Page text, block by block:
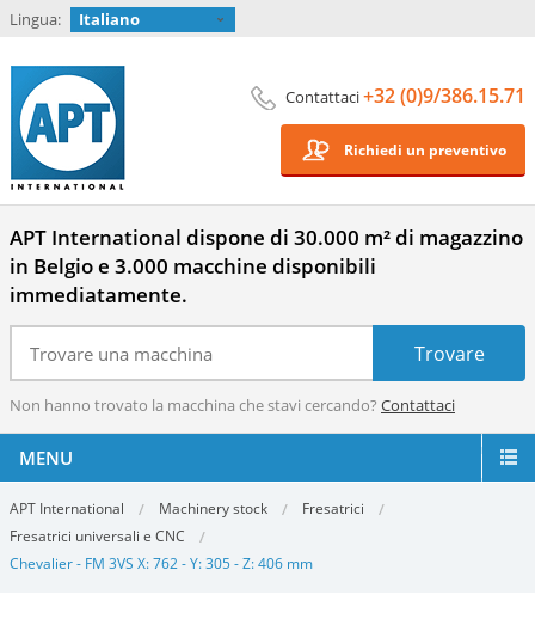
Lingua: Italiano
Contattaci+32 (0)9/386.15.71
Richiedi un preventivo
APT International dispone di 30.000 m² di magazzino
in Belgio e 3.000 macchine disponibili
immediatamente.
Non hanno trovato la macchina che stavi cercando? Contattaci
MENU
APT International Machinery stock
Fresatrici
Fresatrici universali e CNC
Chevalier - FM 3VS X: 762 - Y: 305 - Z: 406 mm